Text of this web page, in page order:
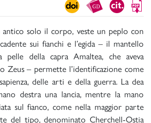
antico solo il corpo, veste un peplo con
sui fianchi e l’egida – il mantello
pelle della capra Amaltea, che aveva
– permette l’identificazione come
delle arti e della guerra. La dea
destra una lancia, mentre la mano
sul fianco, come nella maggior parte
del tipo, denominato Cherchell-Ostia